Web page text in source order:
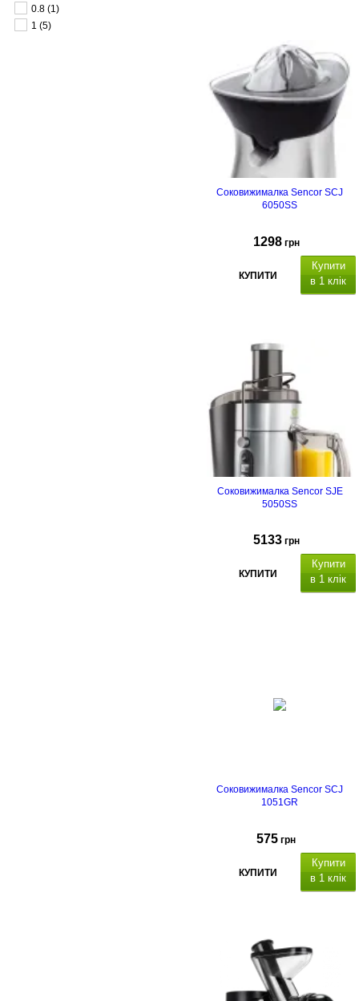
0.8 (1)
1 (5)
Соковижималка Sencor SCJ
6050SS
1298 грн
КУПИТИ
Купити
в 1 клік
Соковижималка Sencor SJE
5050SS
5133 грн
КУПИТИ
Купити
в 1 клік
Соковижималка Sencor SCJ
1051GR
575 грн
КУПИТИ
Купити
в 1 клік